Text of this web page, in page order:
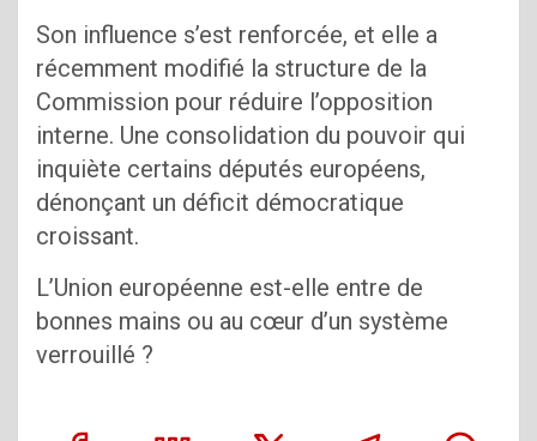
Son influence s’est renforcée, et elle a
récemment modifié la structure de la
Commission pour réduire l’opposition
interne. Une consolidation du pouvoir qui
inquiète certains députés européens,
dénonçant un déficit démocratique
croissant.
L’Union européenne est-elle entre de
bonnes mains ou au cœur d’un système
verrouillé ?